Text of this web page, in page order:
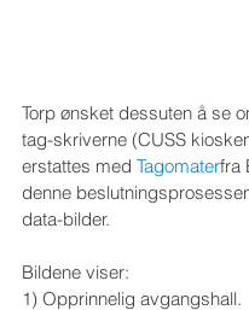
Torp ønsket dessuten å se
tag-skriverne (CUSS
erstattes med Tagomaterfra
denne
data-bilder.
Bildene viser:
1) Opprinnelig avgangshall.